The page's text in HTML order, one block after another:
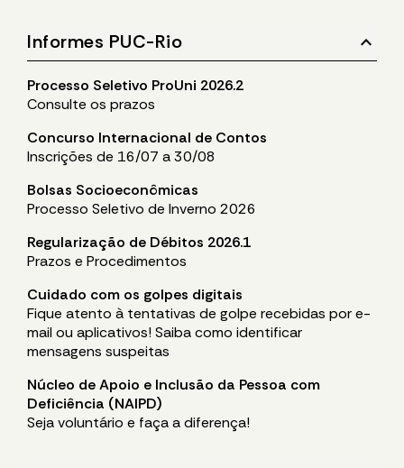
Informes PUC-Rio stat_minus_1
Processo Seletivo ProUni 2026.2
Consulte os prazos
Concurso Internacional de Contos
Inscrições de 16/07 a 30/08
Bolsas Socioeconômicas
Processo Seletivo de Inverno 2026
Regularização de Débitos 2026.1
Prazos e Procedimentos
Cuidado com os golpes digitais
Fique atento à tentativas de golpe recebidas por e-
mail ou aplicativos! Saiba como identificar
mensagens suspeitas
Núcleo de Apoio e Inclusão da Pessoa com
Deficiência (NAIPD)
Seja voluntário e faça a diferença!